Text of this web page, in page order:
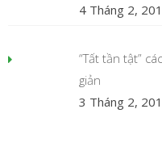
4 Tháng 2,
“Tất tần tật”
giản
3 Tháng 2,